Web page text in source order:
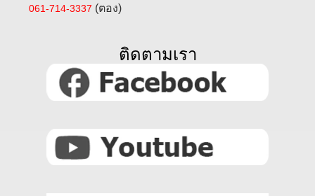
061-714-3337 (ตอง)
ติดตามเรา